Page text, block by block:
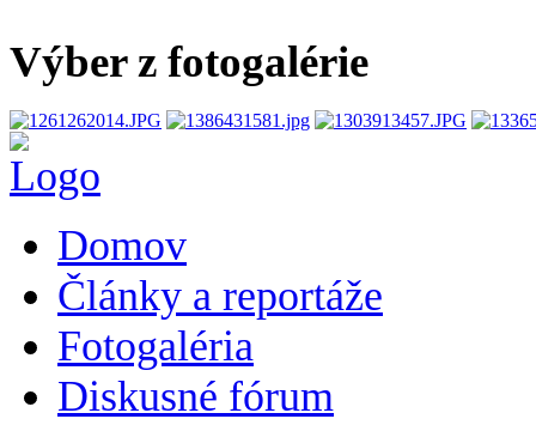
Výber z fotogalérie
Domov
Články a reportáže
Fotogaléria
Diskusné fórum